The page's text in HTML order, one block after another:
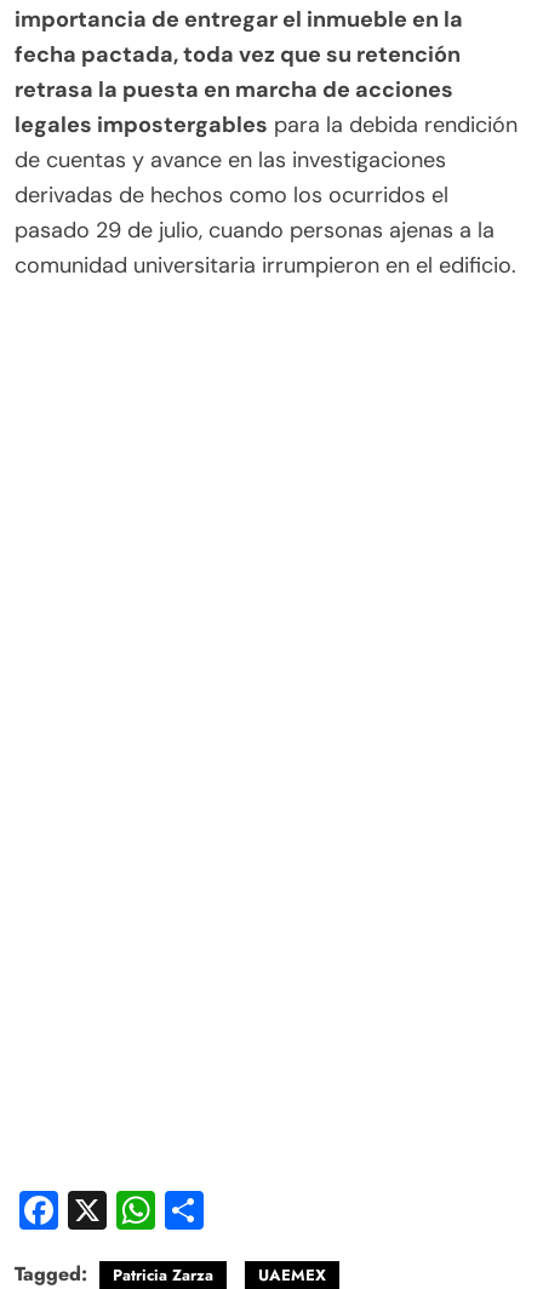
importancia de entregar el inmueble en la
fecha pactada, toda vez que su retención
retrasa la puesta en marcha de acciones
legales impostergables para la debida rendición
de cuentas y avance en las investigaciones
derivadas de hechos como los ocurridos el
pasado 29 de julio, cuando personas ajenas a la
comunidad universitaria irrumpieron en el edificio.
Facebook
X WhatsApp
Tagged: Patricia Zarza UAEMEX